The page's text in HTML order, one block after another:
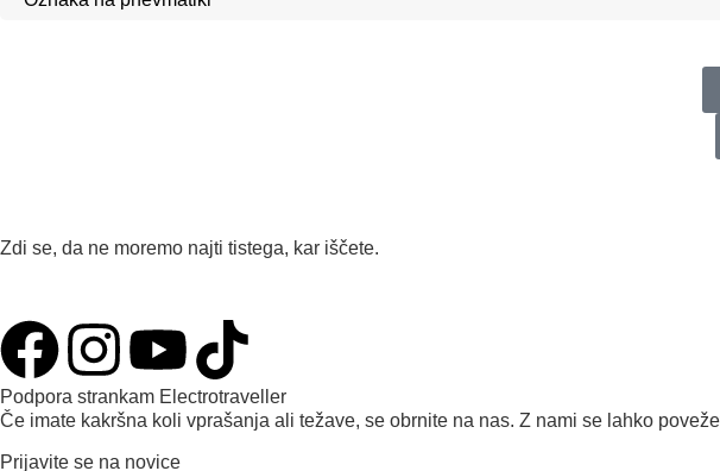
Zdi se, da ne moremo najti tistega, kar iščete.
Podpora strankam Electrotraveller
Če imate kakršna koli vprašanja ali težave, se obrnite na nas. Z nami se lahko
Prijavite se na novice